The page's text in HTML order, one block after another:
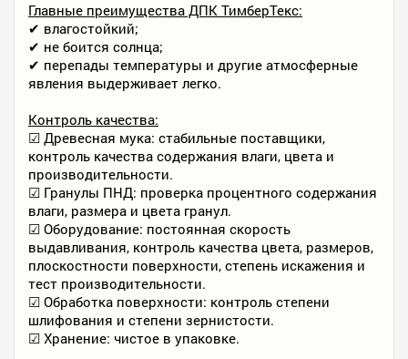
Главные преимущества ДПК ТимберТекс:
✔ влагостойкий;
✔ не боится солнца;
✔ перепады температуры и другие атмосферные
явления выдерживает легко.
Контроль качества:
☑ Древесная мука: стабильные поставщики,
контроль качества содержания влаги, цвета и
производительности.
☑ Гранулы ПНД: проверка процентного содержания
влаги, размера и цвета гранул.
☑ Оборудование: постоянная скорость
выдавливания, контроль качества цвета, размеров,
плоскостности поверхности, степень искажения и
тест производительности.
☑ Обработка поверхности: контроль степени
шлифования и степени зернистости.
☑ Хранение: чистое в упаковке.